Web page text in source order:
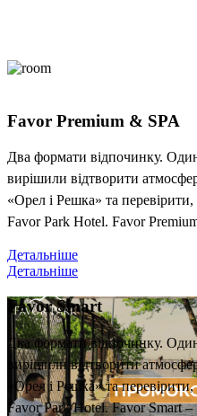
Favor Premium & SPA
Два формати відпочинку.
вирішили відтворити
«Орел і Решка» та
Favor Park Hotel. Favor
Детальніше
Детальніше
Favor Smart
Два формати відпочинку.
вирішили відтворити
«Орел і Решка» та
Favor Park Hotel. Favor Smart